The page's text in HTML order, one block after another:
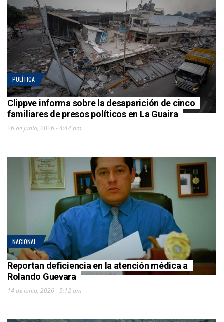
POLÍTICA
Clippve informa sobre la desaparición de cinco
familiares de presos políticos en La Guaira
26 de junio, 2026 - 4:44 pm
NACIONAL
Reportan deficiencia en la atención médica a
Rolando Guevara
14 de junio, 2026 - 5:12 am